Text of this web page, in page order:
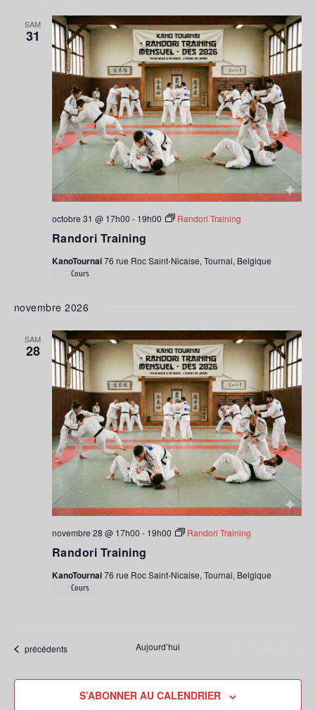
SAM
31
Randori Training
octobre 31 @ 17h00 - 19h00 Randori Training
KanoTournai76 rue Roc Saint-Nicaise, Tournai, Belgique
Cours
novembre 2026
SAM
28
Randori Training
novembre 28 @ 17h00 - 19h00 Randori Training
KanoTournai76 rue Roc Saint-Nicaise, Tournai, Belgique
Cours
Évènements
précédents Aujourd’hui
S’ABONNER AU CALENDRIER